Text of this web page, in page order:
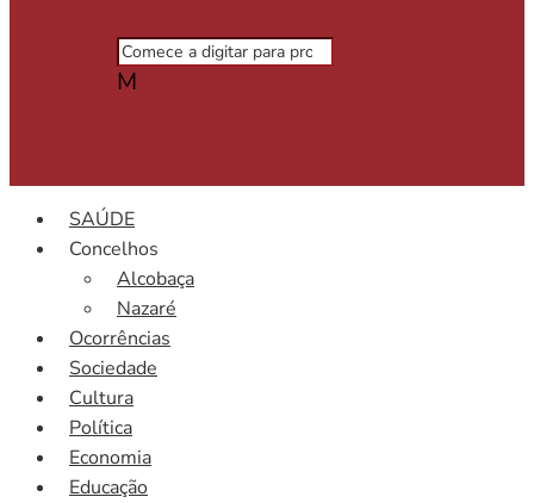
M
SAÚDE
Concelhos
Alcobaça
Nazaré
Ocorrências
Sociedade
Cultura
Política
Economia
Educação